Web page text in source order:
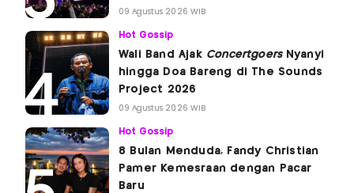
09 Agustus 2026 WIB
Hot Gossip
Wali Band Ajak ConcertgoersNyanyi
hingga Doa Bareng di The Sounds
Project 2026
09 Agustus 2026 WIB
Hot Gossip
8 Bulan Menduda, Fandy Christian
Pamer Kemesraan dengan Pacar
Baru